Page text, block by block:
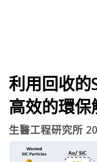
利用回收的
高效的環保
生醫工程研究所